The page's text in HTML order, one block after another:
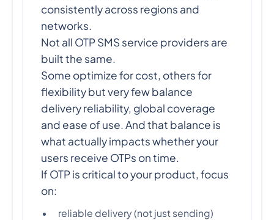
consistently across regions and
networks.
Not all OTP SMS service providers are
built the same.
Some optimize for cost, others for
flexibility but very few balance
delivery reliability, global coverage
and ease of use. And that balance is
what actually impacts whether your
users receive OTPs on time.
If OTP is critical to your product, focus
on:
reliable delivery (not just sending)